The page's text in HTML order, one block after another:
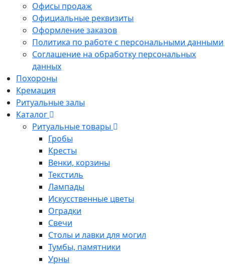
Офисы продаж
Официальные реквизиты
Оформление заказов
Политика по работе с персональными данными
Соглашение на обработку персональных
данных
Похороны
Кремация
Ритуальные залы
Каталог
Ритуальные товары
Гробы
Кресты
Венки, корзины
Текстиль
Лампады
Искусственные цветы
Оградки
Свечи
Столы и лавки для могил
Тумбы, памятники
Урны